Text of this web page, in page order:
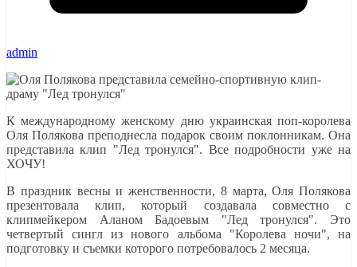
admin
К международному женскому дню украинская поп-королева
Оля Полякова преподнесла подарок своим поклонникам. Она
представила клип "Лед тронулся". Все подробности уже на
ХОЧУ!
В праздник весны и женственности, 8 марта, Оля Полякова
презентовала клип, который создавала совместно с
клипмейкером Аланом Бадоевым "Лед тронулся". Это
четвертый сингл из нового альбома "Королева ночи", на
подготовку и съемки которого потребовалось 2 месяца.